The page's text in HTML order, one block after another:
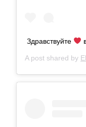
Здравствуйте
A post shared by